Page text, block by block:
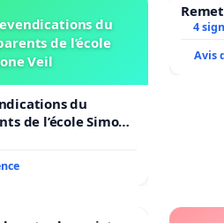
du
de l’école
Veil
du
de l’école Simone
4
Avis